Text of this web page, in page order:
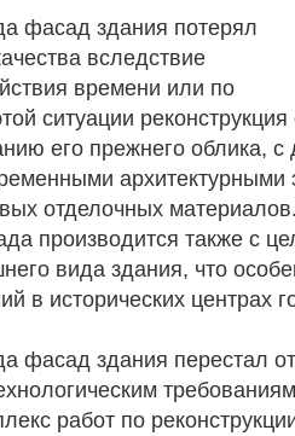
фасад здания потерял
вследствие
времени или по
ситуации
его прежнего облика,
архитектурными
отделочных
производится также с
вида здания, что
в исторических центрах
фасад здания перестал
работ по